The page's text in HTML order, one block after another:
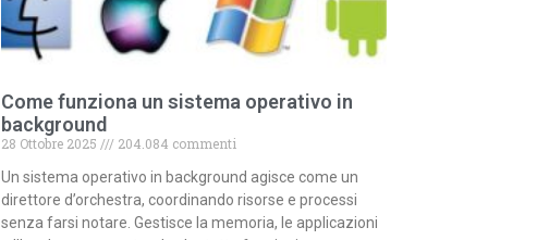
Come funziona un sistema operativo in
background
28 Ottobre 2025
204.084 commenti
Un sistema operativo in background agisce come un
direttore d’orchestra, coordinando risorse e processi
senza farsi notare. Gestisce la memoria, le applicazioni